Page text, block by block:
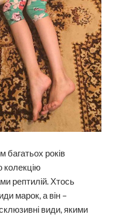
багатьох років
колекцію
рептилій. Хтось
марок, а він –
види, якими